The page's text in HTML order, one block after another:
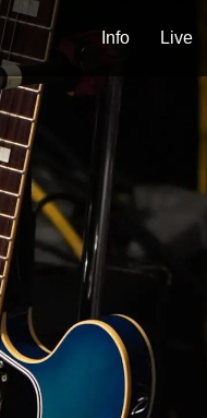
Info Live